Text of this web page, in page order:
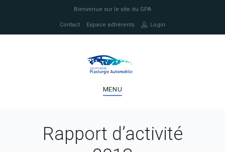
Bienvenue sur le site du GPA
Contact Espace adhérents Login
MENU
Rapport d’activité